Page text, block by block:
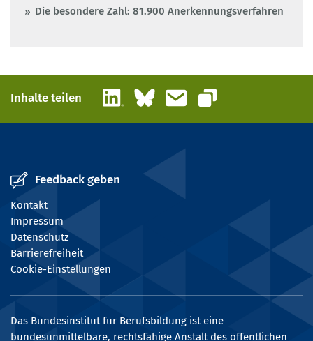
Die besondere Zahl: 81.900 Anerkennungsverfahren
Inhalte teilen LinkedInBlueskyE-Mail
Link kopieren
Feedback geben
Kontakt
Impressum
Datenschutz
Barrierefreiheit
Cookie-Einstellungen
Das Bundesinstitut für Berufsbildung ist eine
bundesunmittelbare, rechtsfähige Anstalt des öffentlichen